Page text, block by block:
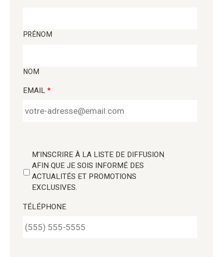
PRÉNOM
NOM
EMAIL *
M'INSCRIRE À LA LISTE DE DIFFUSION
AFIN QUE JE SOIS INFORMÉ DES
ACTUALITÉS ET PROMOTIONS
EXCLUSIVES.
TÉLÉPHONE